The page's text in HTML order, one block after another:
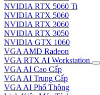
NVIDIA RTX 5060 Ti
NVIDIA RTX 5060
NVIDIA RTX 3060
NVIDIA RTX 3050
NVIDIA GTX 1060
VGA AMD Radeon
VGA RTX AI Workstation
VGA AI Cao Cấp
VGA AI Trung Cấp
VGA AI Phổ Thông